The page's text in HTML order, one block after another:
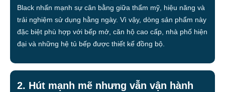
Black nhấn mạnh sự cân bằng giữa thẩm mỹ, hiệu năng và
trải nghiệm sử dụng hằng ngày. Vì vậy, dòng sản phẩm này
đặc biệt phù hợp với bếp mở, căn hộ cao cấp, nhà phố hiện
đại và những hệ tủ bếp được thiết kế đồng bộ.
2. Hút mạnh mẽ nhưng vẫn vận hành